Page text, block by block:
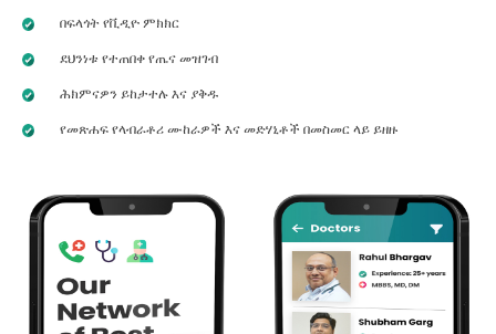
በፍላጎት የቪዲዮ ምክክር
ደህንነቱ የተጠበቀ የጤና መዝገብ
ሕክምናዎን ይከታተሉ እና ያቅዱ
የመጽሐፍ የላብራቶሪ ሙከራዎች እና መድሃኒቶች በመስመር ላይ ይዘዙ